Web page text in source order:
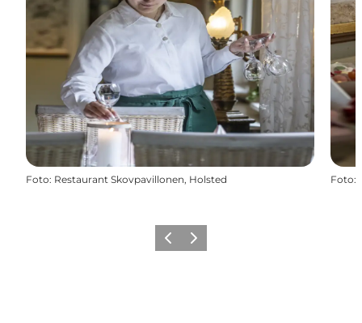
Foto: Restaurant Skovpavillonen, Holsted Foto:
Vorherige Folie
Nächste Folie